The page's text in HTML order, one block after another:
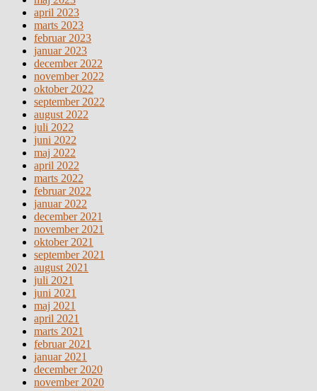
april 2023
marts 2023
februar 2023
januar 2023
december 2022
november 2022
oktober 2022
september 2022
august 2022
juli 2022
juni 2022
maj 2022
april 2022
marts 2022
februar 2022
januar 2022
december 2021
november 2021
oktober 2021
september 2021
august 2021
juli 2021
juni 2021
maj 2021
april 2021
marts 2021
februar 2021
januar 2021
december 2020
november 2020